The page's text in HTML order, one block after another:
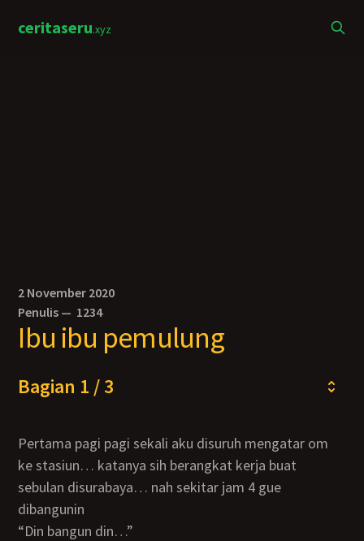
ceritaseru.xyz
2 November 2020
Penulis — 1234
Ibu ibu pemulung
Bagian 1 / 3
Pertama pagi pagi sekali aku disuruh mengatar om
ke stasiun… katanya sih berangkat kerja buat
sebulan disurabaya… nah sekitar jam 4 gue
dibangunin
“Din bangun din…”